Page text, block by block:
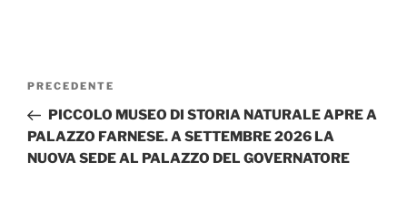
Navigazione
Articolo
precedente:
PRECEDENTE
PICCOLO MUSEO DI STORIA NATURALE APRE A
PALAZZO FARNESE. A SETTEMBRE 2026 LA
NUOVA SEDE AL PALAZZO DEL GOVERNATORE